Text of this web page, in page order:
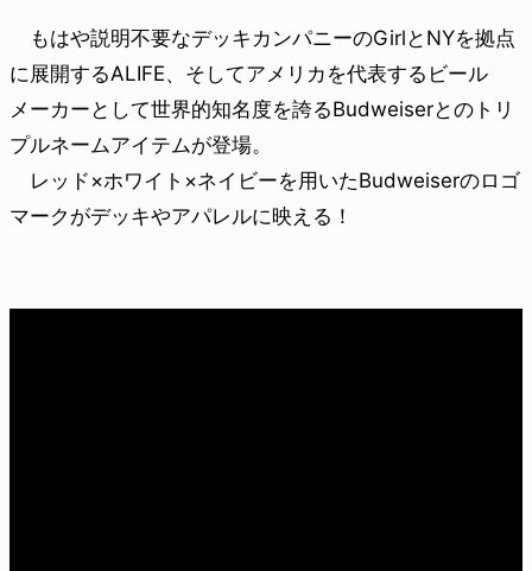
もはや説明不要なデッキカンパニーのGirlとNYを拠点
に展開するALIFE、そしてアメリカを代表するビール
メーカーとして世界的知名度を誇るBudweiserとのトリ
プルネームアイテムが登場。
レッド×ホワイト×ネイビーを用いたBudweiserのロゴ
マークがデッキやアパレルに映える！